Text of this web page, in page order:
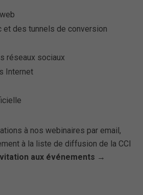
et des tunnels de conversion
réseaux sociaux
Internet
à nos webinaires par email,
à la liste de diffusion de la CCI
aux événements →